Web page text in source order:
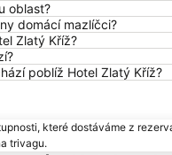
oblast?
domácí mazlíčci?
Zlatý Kříž?
poblíž Hotel Zlatý Kříž?
které dostáváme z
trivagu.